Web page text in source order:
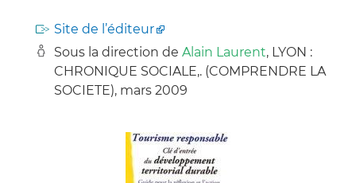
Site de l’éditeur
Sous la direction de Alain Laurent, LYON :
CHRONIQUE SOCIALE,. (COMPRENDRE LA
SOCIETE), mars 2009